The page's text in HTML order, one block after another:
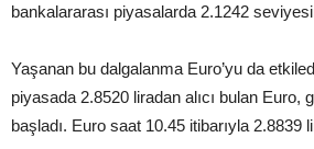
bankalararası piyasalarda 2.1242
Yaşanan bu dalgalanma Euro’yu da
piyasada 2.8520 liradan alıcı bulan Euro,
başladı. Euro saat 10.45 itibarıyla 2.8839